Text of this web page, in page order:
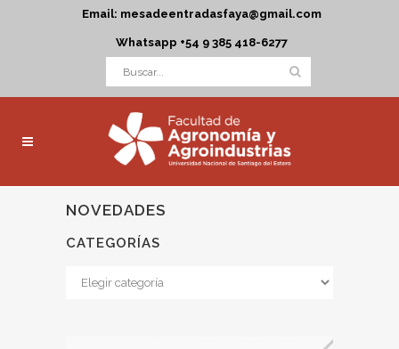
Email: mesadeentradasfaya@gmail.com
Whatsapp +54 9 385 418-6277
NOVEDADES
CATEGORÍAS
Categorías